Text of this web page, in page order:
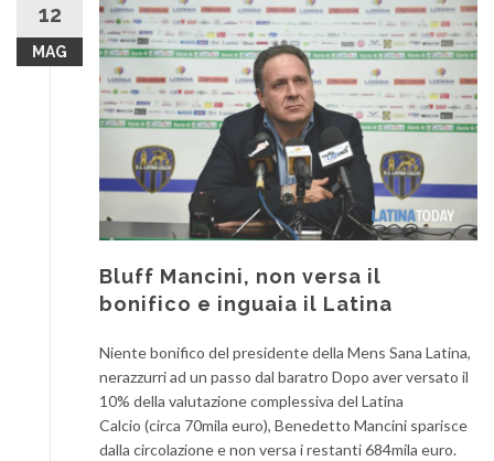
12
MAG
Bluff Mancini, non versa il
bonifico e inguaia il Latina
Niente bonifico del presidente della Mens Sana Latina,
nerazzurri ad un passo dal baratro Dopo aver versato il
10% della valutazione complessiva del Latina
Calcio (circa 70mila euro), Benedetto Mancini sparisce
dalla circolazione e non versa i restanti 684mila euro.